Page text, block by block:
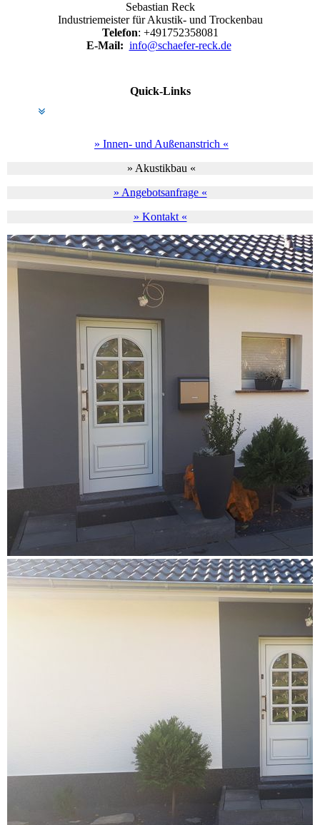
Sebastian Reck
Industriemeister für Akustik- und Trockenbau
Telefon: +491752358081
E-Mail: info@schaefer-reck.de
Quick-Links
» Innen- und Außenanstrich «
» Akustikbau «
» Angebotsanfrage «
» Kontakt «